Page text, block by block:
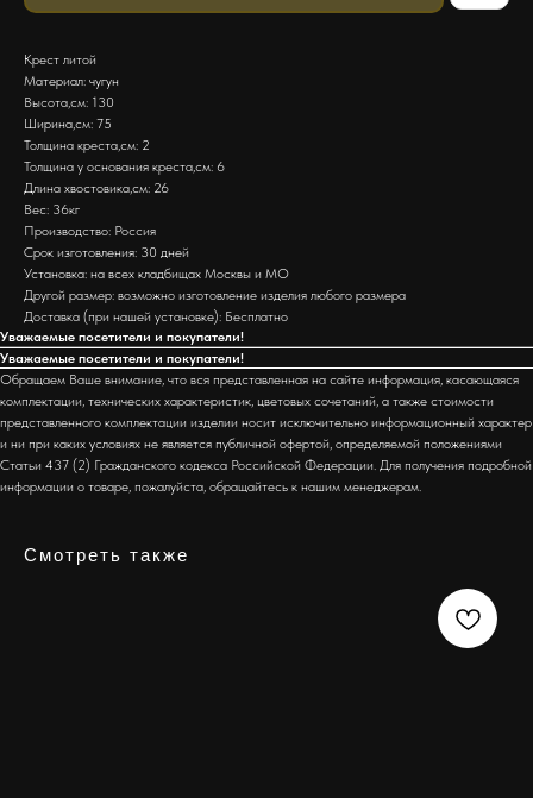
Крест литой
Материал: чугун
Высота,см: 130
Ширина,см: 75
Толщина креста,см: 2
Толщина у основания креста,см: 6
Длина хвостовика,см: 26
Вес: 36кг
Производство: Россия
Срок изготовления: 30 дней
Установка: на всех кладбищах Москвы и МО
Другой размер: возможно изготовление изделия любого размера
Доставка (при нашей установке): Бесплатно
Уважаемые посетители и покупатели!
Уважаемые посетители и покупатели!
Обращаем Ваше внимание, что вся представленная на сайте информация, касающаяся
комплектации, технических характеристик, цветовых сочетаний, а также стоимости
представленного комплектации изделии носит исключительно информационный характер
и ни при каких условиях не является публичной офертой, определяемой положениями
Статьи 437 (2) Гражданского кодекса Российской Федерации. Для получения подробной
информации о товаре, пожалуйста, обращайтесь к нашим менеджерам.
Смотреть также